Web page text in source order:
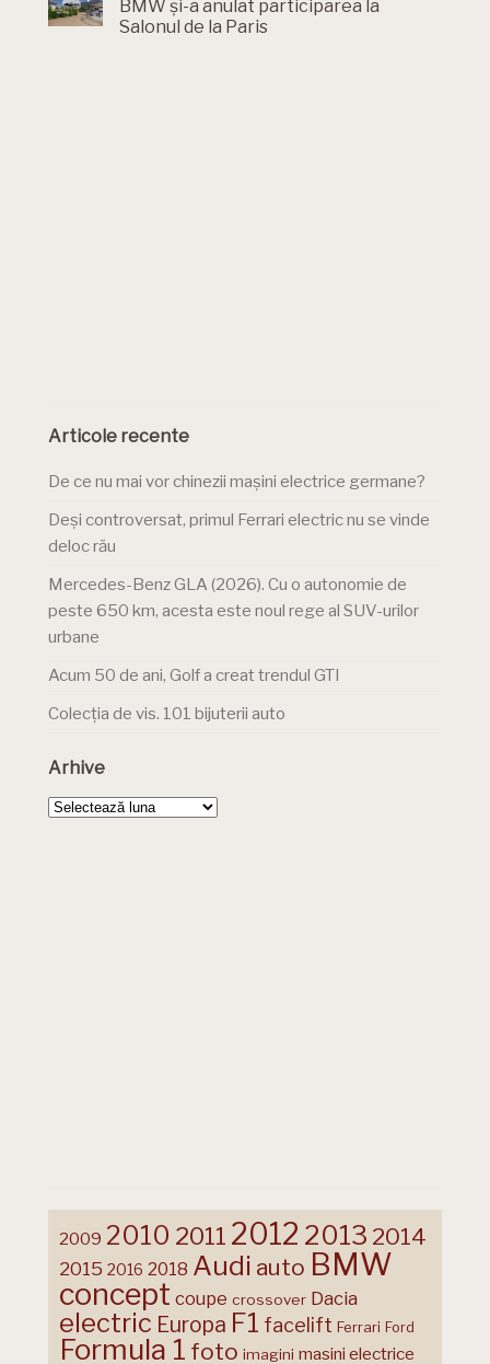
BMW și-a anulat participarea la
Salonul de la Paris
Articole recente
De ce nu mai vor chinezii mașini electrice germane?
Deși controversat, primul Ferrari electric nu se vinde
deloc rău
Mercedes-Benz GLA (2026). Cu o autonomie de
peste 650 km, acesta este noul rege al SUV-urilor
urbane
Acum 50 de ani, Golf a creat trendul GTI
Colecția de vis. 101 bijuterii auto
Arhive
Arhive
2009 2010 2011 2012 2013 2014
2015 2016 2018 Audi auto BMW
concept coupe crossover Dacia
electric Europa F1 facelift Ferrari Ford
Formula 1 foto imagini masini electrice